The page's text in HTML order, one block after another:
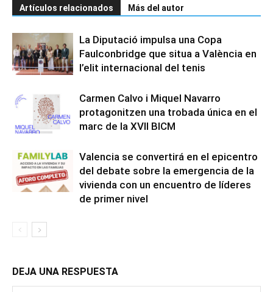
Artículos relacionados Más del autor
La Diputació impulsa una Copa
Faulconbridge que situa a València en
l’elit internacional del tenis
Carmen Calvo i Miquel Navarro
protagonitzen una trobada única en el
marc de la XVII BICM
Valencia se convertirá en el epicentro
del debate sobre la emergencia de la
vivienda con un encuentro de líderes
de primer nivel
DEJA UNA RESPUESTA